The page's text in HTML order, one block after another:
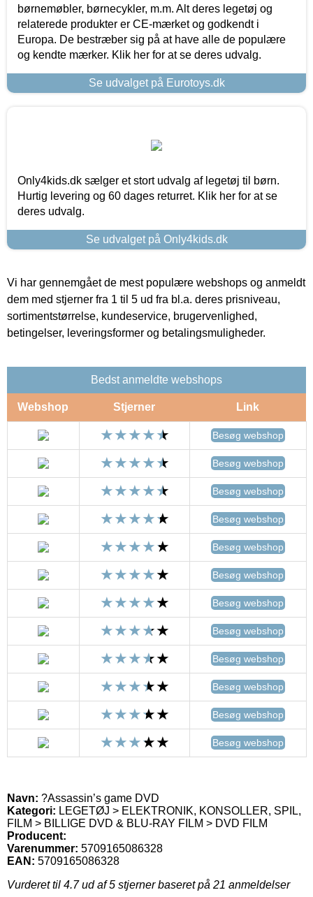
børnemøbler, børnecykler, m.m. Alt deres legetøj og
relaterede produkter er CE-mærket og godkendt i
Europa. De bestræber sig på at have alle de populære
og kendte mærker. Klik her for at se deres udvalg.
Se udvalget på Eurotoys.dk
Only4kids.dk sælger et stort udvalg af legetøj til børn.
Hurtig levering og 60 dages returret. Klik her for at se
deres udvalg.
Se udvalget på Only4kids.dk
Vi har gennemgået de mest populære webshops og anmeldt
dem med stjerner fra 1 til 5 ud fra bl.a. deres prisniveau,
sortimentstørrelse, kundeservice, brugervenlighed,
betingelser, leveringsformer og betalingsmuligheder.
Bedst anmeldte webshops
Webshop Stjerner Link
Besøg webshop
Besøg webshop
Besøg webshop
Besøg webshop
Besøg webshop
Besøg webshop
Besøg webshop
Besøg webshop
Besøg webshop
Besøg webshop
Besøg webshop
Besøg webshop
Navn: ?Assassin’s game DVD
Kategori: LEGETØJ > ELEKTRONIK, KONSOLLER, SPIL,
FILM > BILLIGE DVD & BLU-RAY FILM > DVD FILM
Producent:
Varenummer: 5709165086328
EAN: 5709165086328
Vurderet til 4.7ud af 5 stjerner baseret på 21 anmeldelser